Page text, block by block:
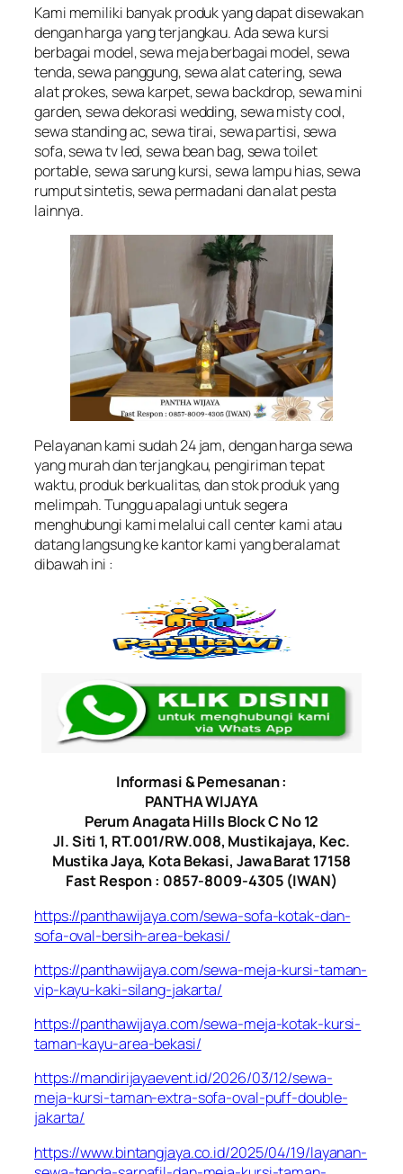
Kami memiliki banyak produk yang dapat disewakan
dengan harga yang terjangkau. Ada sewa kursi
berbagai model, sewa meja berbagai model, sewa
tenda, sewa panggung, sewa alat catering, sewa
alat prokes, sewa karpet, sewa backdrop, sewa mini
garden, sewa dekorasi wedding, sewa misty cool,
sewa standing ac, sewa tirai, sewa partisi, sewa
sofa, sewa tv led, sewa bean bag, sewa toilet
portable, sewa sarung kursi, sewa lampu hias, sewa
rumput sintetis, sewa permadani dan alat pesta
lainnya.
Pelayanan kami sudah 24 jam, dengan harga sewa
yang murah dan terjangkau, pengiriman tepat
waktu, produk berkualitas, dan stok produk yang
melimpah. Tunggu apalagi untuk segera
menghubungi kami melalui call center kami atau
datang langsung ke kantor kami yang beralamat
dibawah ini :
Informasi & Pemesanan :
PANTHA WIJAYA
Perum Anagata Hills Block C No 12
Jl. Siti 1, RT.001/RW.008, Mustikajaya, Kec.
Mustika Jaya, Kota Bekasi, Jawa Barat 17158
Fast Respon : 0857-8009-4305 (IWAN)
https://panthawijaya.com/sewa-sofa-kotak-dan-
sofa-oval-bersih-area-bekasi/
https://panthawijaya.com/sewa-meja-kursi-taman-
vip-kayu-kaki-silang-jakarta/
https://panthawijaya.com/sewa-meja-kotak-kursi-
taman-kayu-area-bekasi/
https://mandirijayaevent.id/2026/03/12/sewa-
meja-kursi-taman-extra-sofa-oval-puff-double-
jakarta/
https://www.bintangjaya.co.id/2025/04/19/layanan-